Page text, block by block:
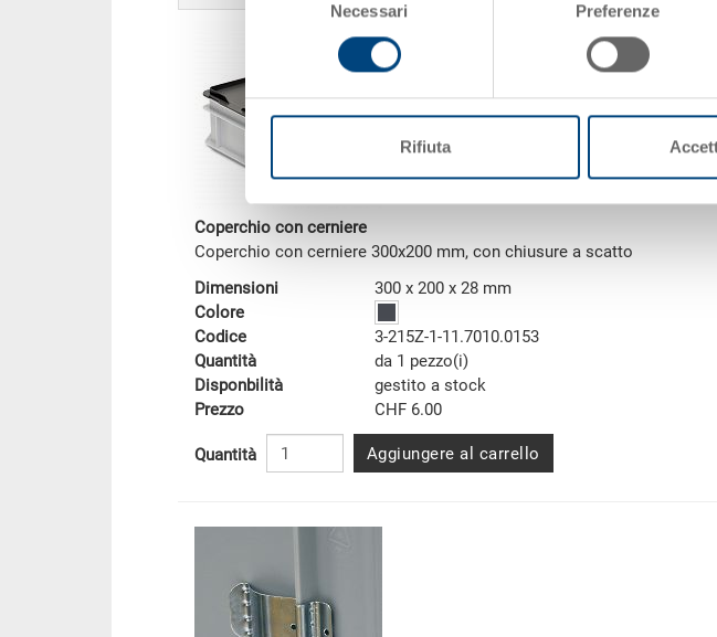
del
Necessari Preferenze
Rifiuta
Coperchio con cerniere
Coperchio con cerniere 300x200 mm, con chiusure a scatto
Dimensioni
300 x 200 x 28 mm
Colore
Codice
3-215Z-1-11.7010.0153
Quantità
da 1 pezzo(i)
Disponbilità
gestito a stock
Prezzo
CHF 6.00
Quantità Aggiungere al carrello